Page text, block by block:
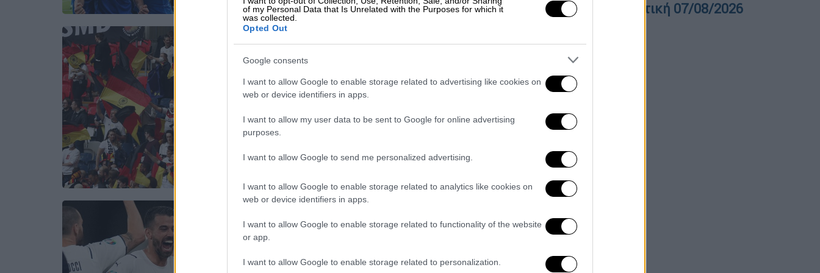
of my Personal Data that Is Unrelated with the Purposes for which it
was collected.
Opted Out
Google consents
I want to allow Google to enable storage related to advertising like cookies on
web or device identifiers in apps.
I want to allow my user data to be sent to Google for online advertising
purposes.
I want to allow Google to send me personalized advertising.
I want to allow Google to enable storage related to analytics like cookies on
web or device identifiers in apps.
I want to allow Google to enable storage related to functionality of the website
or app.
I want to allow Google to enable storage related to personalization.
την Εθνική Γερμανίας που
αποκλείστηκε αποτιμήθηκε σε
33.200 ευρώ
33.200 ευρώ έχουν συγκεντρώσει
λυγμούς για τον αποκλεισμό της
Αθλητισμός|03.07.2021 00:17
Βέλγιο - Ιταλία 1-2: Fratelli για
Κόκκινους Διαβόλους
Δελτίο στη νοηματική 07/08/2026